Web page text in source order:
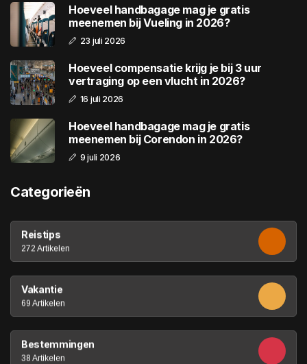
Hoeveel handbagage mag je gratis
meenemen bij Vueling in 2026?
23 juli 2026
Hoeveel compensatie krijg je bij 3 uur
vertraging op een vlucht in 2026?
16 juli 2026
Hoeveel handbagage mag je gratis
meenemen bij Corendon in 2026?
9 juli 2026
Categorieën
Reistips
272 Artikelen
Vakantie
69 Artikelen
Bestemmingen
38 Artikelen